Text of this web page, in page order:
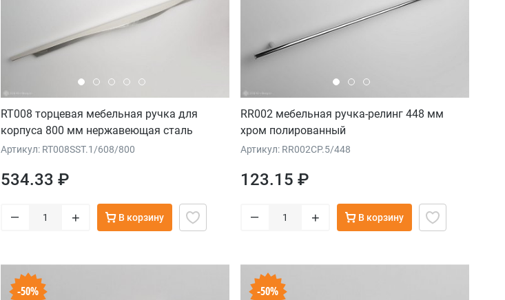
RT008 торцевая мебельная ручка для
корпуса 800 мм нержавеющая сталь
Артикул: RT008SST.1/608/800
534.33 ₽
– + В корзину
RR002 мебельная ручка-релинг 448 мм
хром полированный
Артикул: RR002CP.5/448
123.15 ₽
– + В корзину
-50% -50%